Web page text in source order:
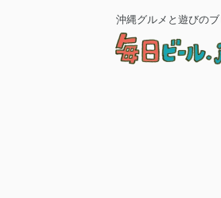
沖縄グルメと遊びの